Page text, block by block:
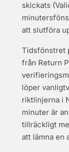
skickats
att slutföra
Tidsfönstret
från Return
löper
riktlinjerna i
minuter är
tillräckligt
att lämna en